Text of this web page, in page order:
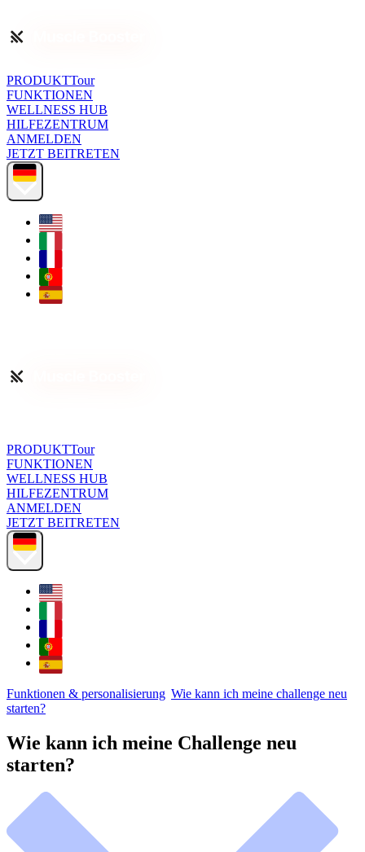
PRODUKTTour
FUNKTIONEN
WELLNESS HUB
HILFEZENTRUM
ANMELDEN
JETZT BEITRETEN
PRODUKTTour
FUNKTIONEN
WELLNESS HUB
HILFEZENTRUM
ANMELDEN
JETZT BEITRETEN
Funktionen & personalisierung Wie kann ich meine challenge neu
starten?
Wie kann ich meine Challenge neu
starten?